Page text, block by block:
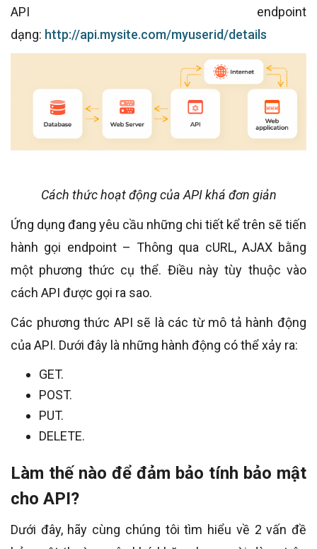
API endpoint
dạng: http://api.mysite.com/myuserid/details
Cách thức hoạt động của API khá đơn giản
Ứng dụng đang yêu cầu những chi tiết kể trên sẽ tiến
hành gọi endpoint – Thông qua cURL, AJAX bằng
một phương thức cụ thể. Điều này tùy thuộc vào
cách API được gọi ra sao.
Các phương thức API sẽ là các từ mô tả hành động
của API. Dưới đây là những hành động có thể xảy ra:
GET.
POST.
PUT.
DELETE.
Làm thế nào để đảm bảo tính bảo mật
cho API?
Dưới đây, hãy cùng chúng tôi tìm hiểu về 2 vấn đề